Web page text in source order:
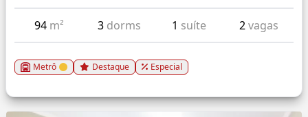
94 m² 3 dorms 1 suíte 2vagas
Metrô Destaque Especial